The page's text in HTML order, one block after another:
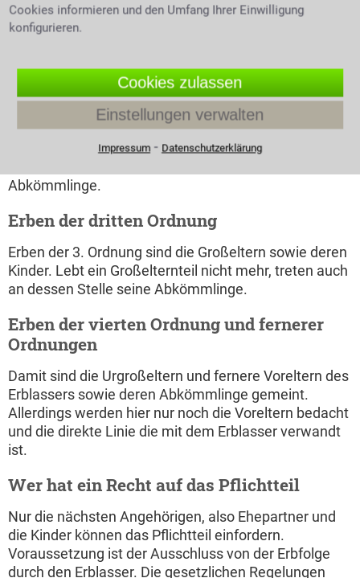
Die Erben der zweiten Ordnung
und Geschwister des Verstorbenen. Erbberechtigt ist
man als Erbe der 2. Ordnung dann, wenn es keine
Erben der 1. Ordnung zu berücksichtigen gibt. Stirbt
das Kind vor den Eltern, erben beide Elternteile zu
gleichen Teilen. Ist bereits ein Elternteil gestorben,
Abkömmlinge.
Erben der dritten Ordnung
Erben der 3. Ordnung sind die Großeltern sowie deren
Kinder. Lebt ein Großelternteil nicht mehr, treten auch
an dessen Stelle seine Abkömmlinge.
Erben der vierten Ordnung und fernerer
Ordnungen
Damit sind die Urgroßeltern und fernere Voreltern des
Erblassers sowie deren Abkömmlinge gemeint.
Allerdings werden hier nur noch die Voreltern bedacht
und die direkte Linie die mit dem Erblasser verwandt
ist.
Wer hat ein Recht auf das Pflichtteil
Nur die nächsten Angehörigen, also Ehepartner und
die Kinder können das Pflichtteil einfordern.
Voraussetzung ist der Ausschluss von der Erbfolge
durch den Erblasser. Die gesetzlichen Regelungen
Cookies informieren und den Umfang Ihrer Einwilligung
konfigurieren.
Cookies zulassen
Einstellungen verwalten
Impressum⁃ Datenschutzerklärung